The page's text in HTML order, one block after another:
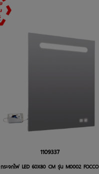
1109337
กระจกไฟ LED 60X80 CM รุ่น M0002 FOCCO